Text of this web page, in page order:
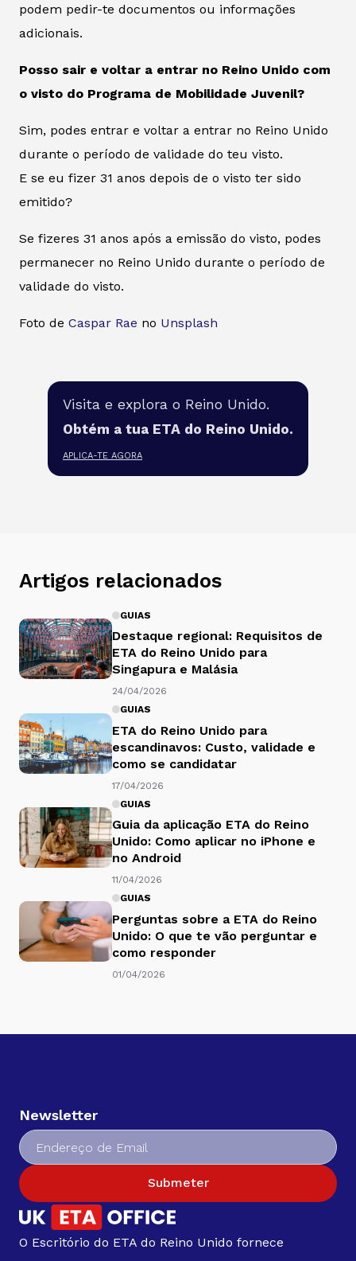
podem pedir-te documentos ou informações
adicionais.
Posso sair e voltar a entrar no Reino Unido com
o visto do Programa de Mobilidade Juvenil?
Sim, podes entrar e voltar a entrar no Reino Unido
durante o período de validade do teu visto.
E se eu fizer 31 anos depois de o visto ter sido
emitido?
Se fizeres 31 anos após a emissão do visto, podes
permanecer no Reino Unido durante o período de
validade do visto.
Foto de Caspar Rae no Unsplash
Visita e explora o Reino Unido.
Obtém a tua ETA do Reino Unido.
APLICA-TE AGORA
Artigos relacionados
GUIAS
Destaque regional: Requisitos de
ETA do Reino Unido para
Singapura e Malásia
24/04/2026
GUIAS
ETA do Reino Unido para
escandinavos: Custo, validade e
como se candidatar
17/04/2026
GUIAS
Guia da aplicação ETA do Reino
Unido: Como aplicar no iPhone e
no Android
11/04/2026
GUIAS
Perguntas sobre a ETA do Reino
Unido: O que te vão perguntar e
como responder
01/04/2026
Newsletter
Submeter
O Escritório do ETA do Reino Unido fornece